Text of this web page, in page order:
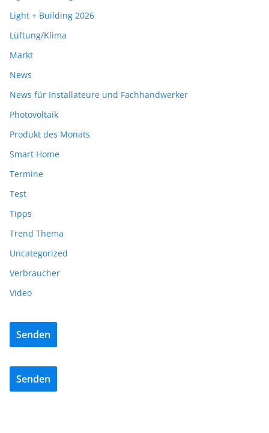
Light + Building 2026
Lüftung/Klima
Markt
News
News für Installateure und Fachhandwerker
Photovoltaik
Produkt des Monats
Smart Home
Termine
Test
Tipps
Trend Thema
Uncategorized
Verbraucher
Video
Senden
Senden